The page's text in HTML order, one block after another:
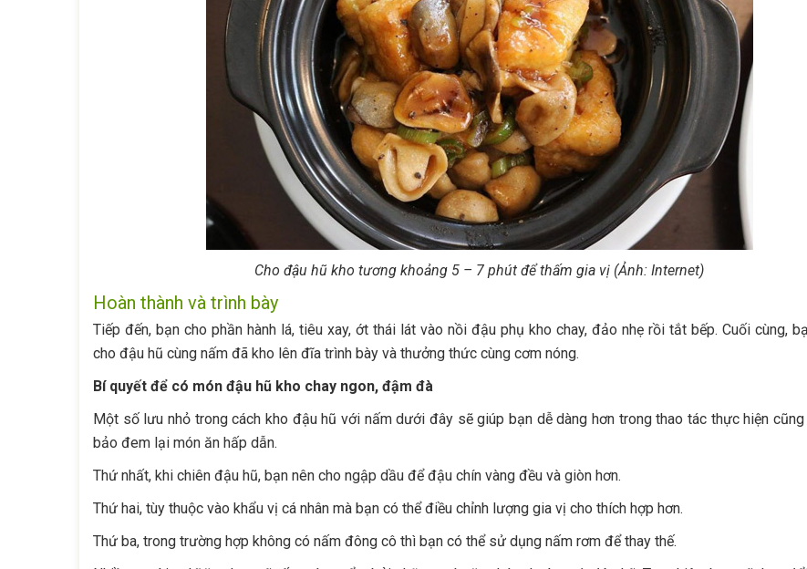
Cho đậu hũ kho tương khoảng 5 – 7 phút để thấm gia vị (Ảnh: Internet)
Hoàn thành và trình bày
Tiếp đến, bạn cho phần hành lá, tiêu xay, ớt thái lát vào nồi đậu phụ kho chay, đảo nhẹ rồi tắt bếp. Cuối cùng,
cho đậu hũ cùng nấm đã kho lên đĩa trình bày và thưởng thức cùng cơm nóng.
Bí quyết để có món đậu hũ kho chay ngon, đậm đà
Một số lưu nhỏ trong cách kho đậu hũ với nấm dưới đây sẽ giúp bạn dễ dàng hơn trong thao tác thực hiện
bảo đem lại món ăn hấp dẫn.
Thứ nhất, khi chiên đậu hũ, bạn nên cho ngập dầu để đậu chín vàng đều và giòn hơn.
Thứ hai, tùy thuộc vào khẩu vị cá nhân mà bạn có thể điều chỉnh lượng gia vị cho thích hợp hơn.
Thứ ba, trong trường hợp không có nấm đông cô thì bạn có thể sử dụng nấm rơm để thay thế.